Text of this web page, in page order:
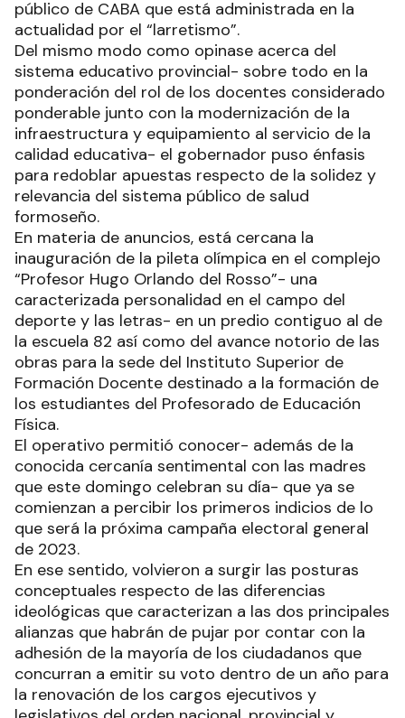
público de CABA que está administrada en la
actualidad por el “larretismo”.
Del mismo modo como opinase acerca del
sistema educativo provincial- sobre todo en la
ponderación del rol de los docentes considerado
ponderable junto con la modernización de la
infraestructura y equipamiento al servicio de la
calidad educativa- el gobernador puso énfasis
para redoblar apuestas respecto de la solidez y
relevancia del sistema público de salud
formoseño.
En materia de anuncios, está cercana la
inauguración de la pileta olímpica en el complejo
“Profesor Hugo Orlando del Rosso”- una
caracterizada personalidad en el campo del
deporte y las letras- en un predio contiguo al de
la escuela 82 así como del avance notorio de las
obras para la sede del Instituto Superior de
Formación Docente destinado a la formación de
los estudiantes del Profesorado de Educación
Física.
El operativo permitió conocer- además de la
conocida cercanía sentimental con las madres
que este domingo celebran su día- que ya se
comienzan a percibir los primeros indicios de lo
que será la próxima campaña electoral general
de 2023.
En ese sentido, volvieron a surgir las posturas
conceptuales respecto de las diferencias
ideológicas que caracterizan a las dos principales
alianzas que habrán de pujar por contar con la
adhesión de la mayoría de los ciudadanos que
concurran a emitir su voto dentro de un año para
la renovación de los cargos ejecutivos y